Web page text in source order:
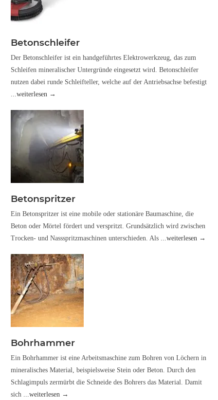
Betonschleifer
Der Betonschleifer ist ein handgeführtes Elektrowerkzeug, das zum
Schleifen mineralischer Untergründe eingesetzt wird. Betonschleifer
nutzen dabei runde Schleifteller, welche auf der Antriebsachse befestigt
...weiterlesen →
Betonspritzer
Ein Betonspritzer ist eine mobile oder stationäre Baumaschine, die
Beton oder Mörtel fördert und verspritzt. Grundsätzlich wird zwischen
Trocken- und Nassspritzmaschinen unterschieden. Als ...weiterlesen →
Bohrhammer
Ein Bohrhammer ist eine Arbeitsmaschine zum Bohren von Löchern in
mineralisches Material, beispielsweise Stein oder Beton. Durch den
Schlagimpuls zermürbt die Schneide des Bohrers das Material. Damit
sich ...weiterlesen →